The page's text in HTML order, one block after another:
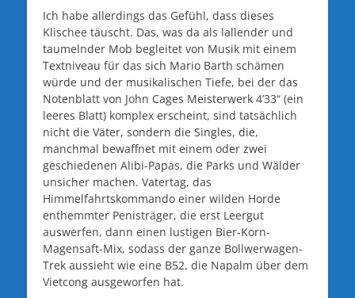
Ich habe allerdings das Gefühl, dass dieses
Klischee täuscht. Das, was da als lallender und
taumelnder Mob begleitet von Musik mit einem
Textniveau für das sich Mario Barth schämen
würde und der musikalischen Tiefe, bei der das
Notenblatt von John Cages Meisterwerk 4’33“ (ein
leeres Blatt) komplex erscheint, sind tatsächlich
nicht die Väter, sondern die Singles, die,
manchmal bewaffnet mit einem oder zwei
geschiedenen Alibi-Papas, die Parks und Wälder
unsicher machen. Vatertag, das
Himmelfahrtskommando einer wilden Horde
enthemmter Penisträger, die erst Leergut
auswerfen, dann einen lustigen Bier-Korn-
Magensaft-Mix, sodass der ganze Bollwerwagen-
Trek aussieht wie eine B52, die Napalm über dem
Vietcong ausgeworfen hat.